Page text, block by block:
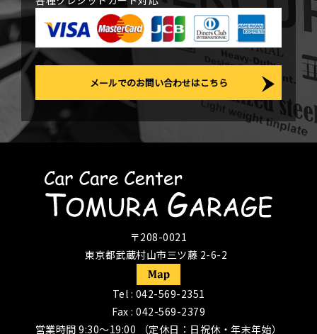
メールでのお問い合わせはこちら
〒208-0021
東京都武蔵村山市三ツ藤 2-6-2
Tel : 042-569-2351
Fax : 042-569-2379
営業時間 9:30〜19:00 （定休日：日祝休・年末年始）